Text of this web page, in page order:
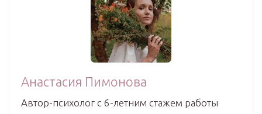
Анастасия Пимонова
Автор-психолог с 6-летним стажем работы